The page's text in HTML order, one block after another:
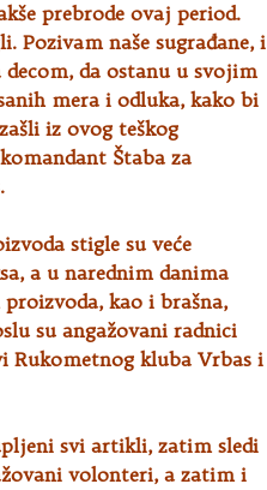
prebrode ovaj period.
Pozivam naše sugrađane, i
da ostanu u svojim
mera i odluka, kako bi
iz ovog teškog
Štaba za
stigle su veće
a u narednim danima
kao i brašna,
su angažovani radnici
Rukometnog kluba Vrbas i
svi artikli, zatim sledi
volonteri, a zatim i